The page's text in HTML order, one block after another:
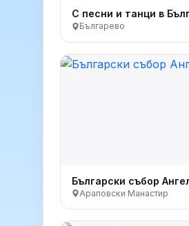
С песни и танци в
Българево
Български събор
Араповски Манастир